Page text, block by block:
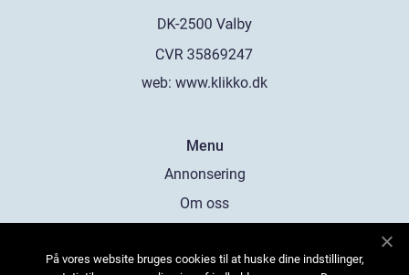
web: www.klikko.dk
Menu
Annonsering
Om oss
Kontakta oss
På vores website bruges cookies til at huske dine indstillinger,